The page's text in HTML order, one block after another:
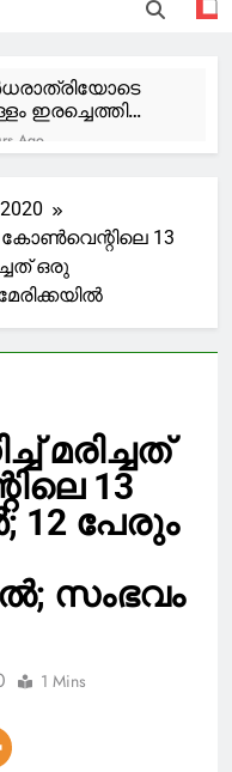
ഇരച്ചെത്തി
മുങ്ങി:
ഒരു
Ago
പോകേണ്ടത്
: വിവാദം
Ago
മനഃസാക്ഷി
ഒന്നു
Ago
സ്റ്റേഷൻ
ജോലി വാഗ്ദാനം
സിലിണ്ടർ
റദ്ദാക്കുന്നു;
കമ്പനികൾ
Ago
പ്ലാന്റ്
വരും വരെ
സമരം
Ago
2020
കോണ്‍വെന്റിലെ 13
ഒരു
മരിച്ചത്
13
12 പേരും
സംഭവം
1 Mins